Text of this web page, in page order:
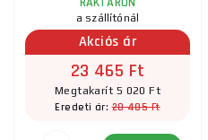
a szállítónál
Akciós ár
23 465 Ft
Megtakarít 5 020 Ft
Eredeti ár:28 485 Ft